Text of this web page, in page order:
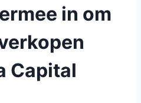
in om
Capital